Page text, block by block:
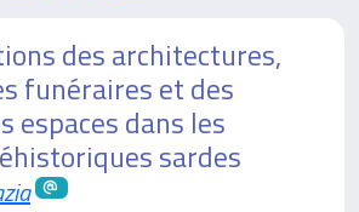
des architectures,
funéraires et des
espaces dans les
sardes